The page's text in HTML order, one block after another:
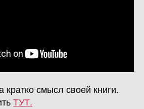
смысл своей книги.
ТУТ.